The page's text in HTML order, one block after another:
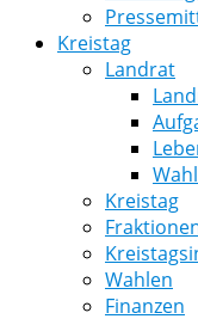
Kreistag
Landrat
Kreistag
Wahlen
Finanzen